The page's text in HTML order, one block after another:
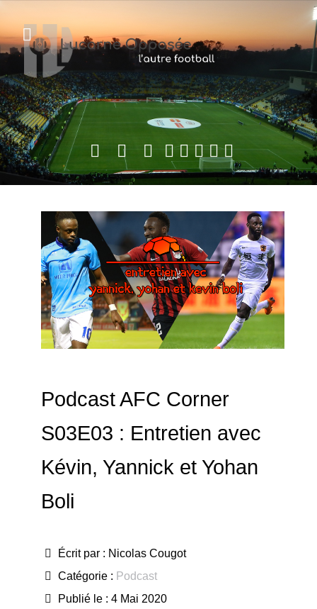
Podcast AFC Corner
S03E03 : Entretien avec
Kévin, Yannick et Yohan
Boli
Écrit par : Nicolas Cougot
Catégorie : Podcast
Publié le : 4 Mai 2020